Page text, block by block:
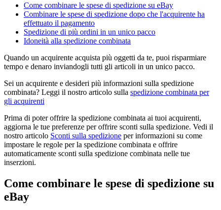
Come combinare le spese di spedizione su eBay
Combinare le spese di spedizione dopo che l'acquirente ha
effettuato il pagamento
Spedizione di più ordini in un unico pacco
Idoneità alla spedizione combinata
Quando un acquirente acquista più oggetti da te, puoi risparmiare
tempo e denaro inviandogli tutti gli articoli in un unico pacco.
Sei un acquirente e desideri più informazioni sulla spedizione
combinata? Leggi il nostro articolo sulla spedizione combinata per
gli acquirenti
Prima di poter offrire la spedizione combinata ai tuoi acquirenti,
aggiorna le tue preferenze per offrire sconti sulla spedizione. Vedi il
nostro articolo Sconti sulla spedizione per informazioni su come
impostare le regole per la spedizione combinata e offrire
automaticamente sconti sulla spedizione combinata nelle tue
inserzioni.
Come combinare le spese di spedizione su
eBay